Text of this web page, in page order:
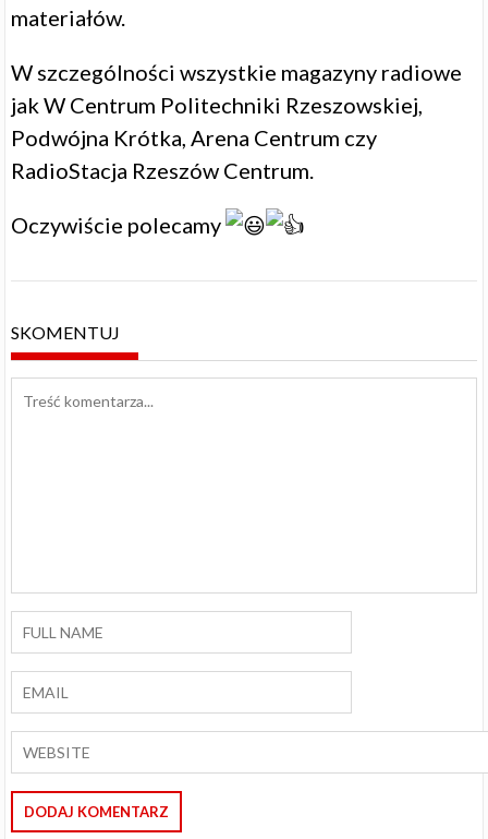
materiałów.
W szczególności wszystkie magazyny radiowe
jak W Centrum Politechniki Rzeszowskiej,
Podwójna Krótka, Arena Centrum czy
RadioStacja Rzeszów Centrum.
Oczywiście polecamy
SKOMENTUJ